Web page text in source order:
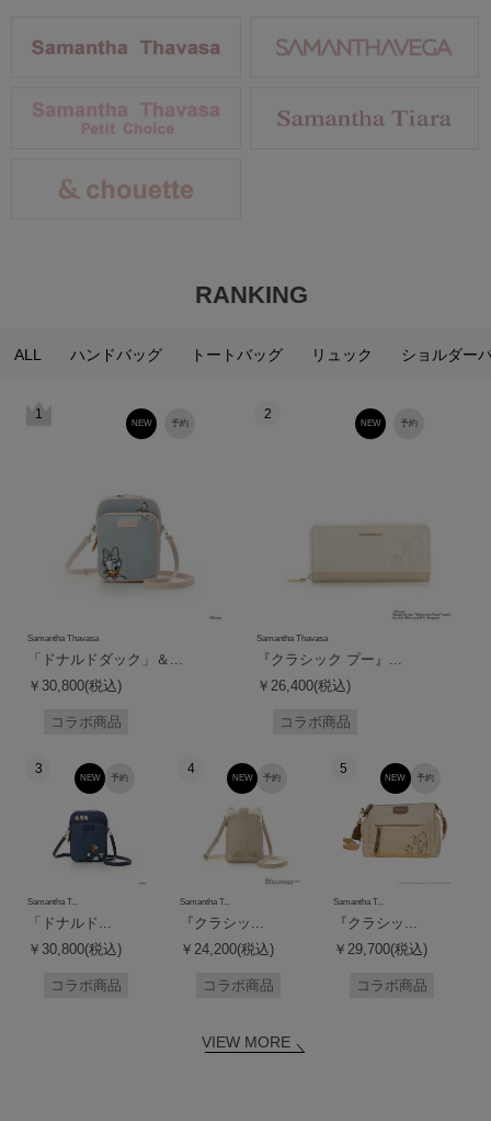
RANKING
ALL ハンドバッグ トートバッグ リュック ショルダー
1
予約
NEW
Samantha Thavasa
「ドナルドダック」＆...
￥30,800(税込)
コラボ商品
2
予約
NEW
Samantha Thavasa
『クラシック プー』...
￥26,400(税込)
コラボ商品
3
予約
NEW
Samantha T...
「ドナルド...
￥30,800(税込)
コラボ商品
4
予約
NEW
Samantha T...
『クラシッ...
￥24,200(税込)
コラボ商品
5
予約
NEW
Samantha T...
『クラシッ...
￥29,700(税込)
コラボ商品
VIEW MORE